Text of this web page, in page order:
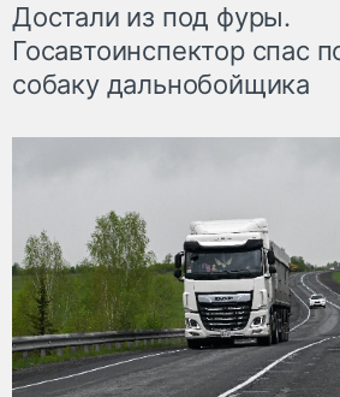
Достали из под фуры.
Госавтоинспектор спас
собаку дальнобойщика